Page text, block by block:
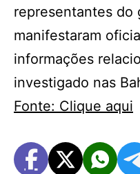
representantes do
manifestaram
informações
investigado nas
Fonte: Clique aqui